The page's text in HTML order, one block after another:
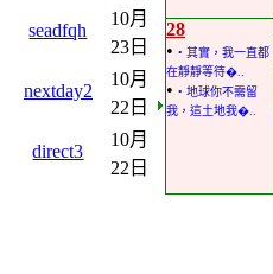
seadfqh
10月
23日
nextday2
10月
22日
direct3
10月
22日
28
• • 其實，我一直都
在靜靜等待�..
• • 地球你不需留
我，這土地我�..